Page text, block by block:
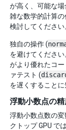
が高く、可能な
雑な数学的計算
検討してください
独自の操作 (
を避けてくださ
がより優れたコ
ァテスト (
を遅くすることに
浮動小数点の
浮動小数点数の変
クトップ GPU で